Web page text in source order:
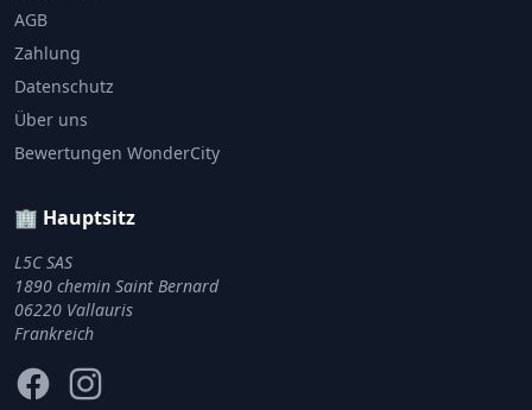
AGB
Zahlung
Datenschutz
Über uns
Bewertungen WonderCity
🏢 Hauptsitz
L5C SAS
1890 chemin Saint Bernard
06220 Vallauris
Frankreich
FacebookInstagram